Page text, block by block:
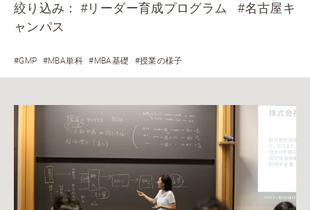
絞り込み：#リーダー育成プログラム
#名古屋キ
ャンパス
#GMP #MBA単科 #MBA基礎 #授業の様子